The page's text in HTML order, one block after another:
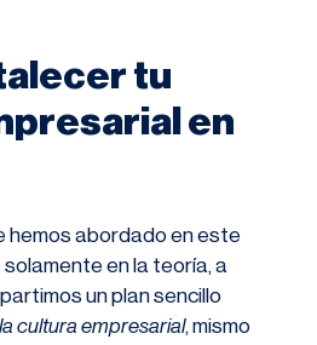
tu
en
hemos abordado en este
en la teoría, a
un plan sencillo
cultura empresarial, mismo